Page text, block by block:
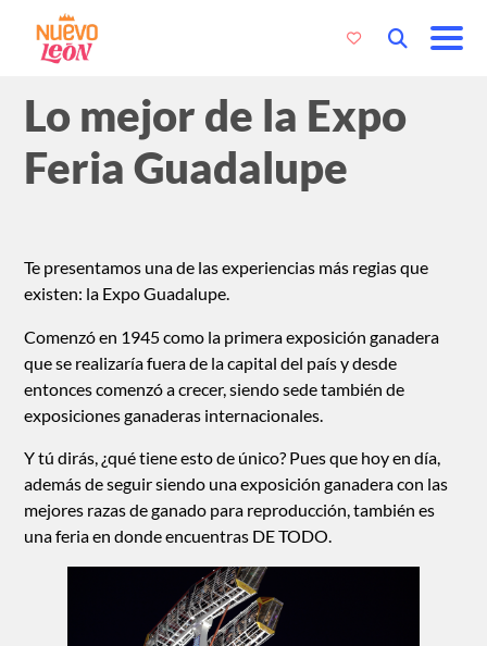
Lo mejor de la Expo
Feria Guadalupe
Te presentamos una de las experiencias más regias que
existen: la Expo Guadalupe.
Comenzó en 1945 como la primera exposición ganadera
que se realizaría fuera de la capital del país y desde
entonces comenzó a crecer, siendo sede también de
exposiciones ganaderas internacionales.
Y tú dirás, ¿qué tiene esto de único? Pues que hoy en día,
además de seguir siendo una exposición ganadera con las
mejores razas de ganado para reproducción, también es
una feria en donde encuentras DE TODO.